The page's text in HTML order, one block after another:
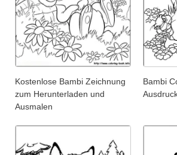
Kostenlose Bambi Zeichnung
zum Herunterladen und
Ausmalen
Bambi